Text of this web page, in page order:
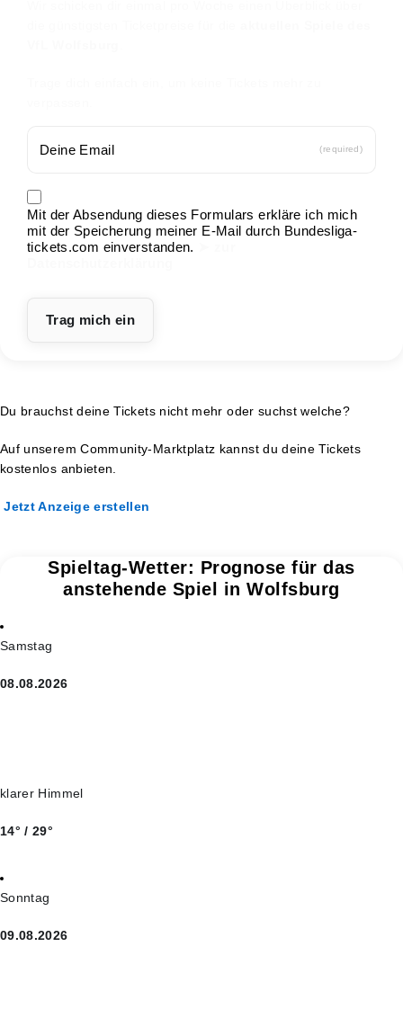
(required)
Mit der Absendung dieses Formulars erkläre ich mich
mit der Speicherung meiner E-Mail durch Bundesliga-
tickets.com einverstanden.
Du brauchst deine Tickets nicht mehr oder suchst welche?
Auf unserem Community-Marktplatz kannst du deine Tickets
kostenlos anbieten.
Jetzt Anzeige erstellen
Spieltag-Wetter: Prognose für das
anstehende Spiel in Wolfsburg
Samstag
08.08.2026
klarer Himmel
14° / 29°
Sonntag
09.08.2026